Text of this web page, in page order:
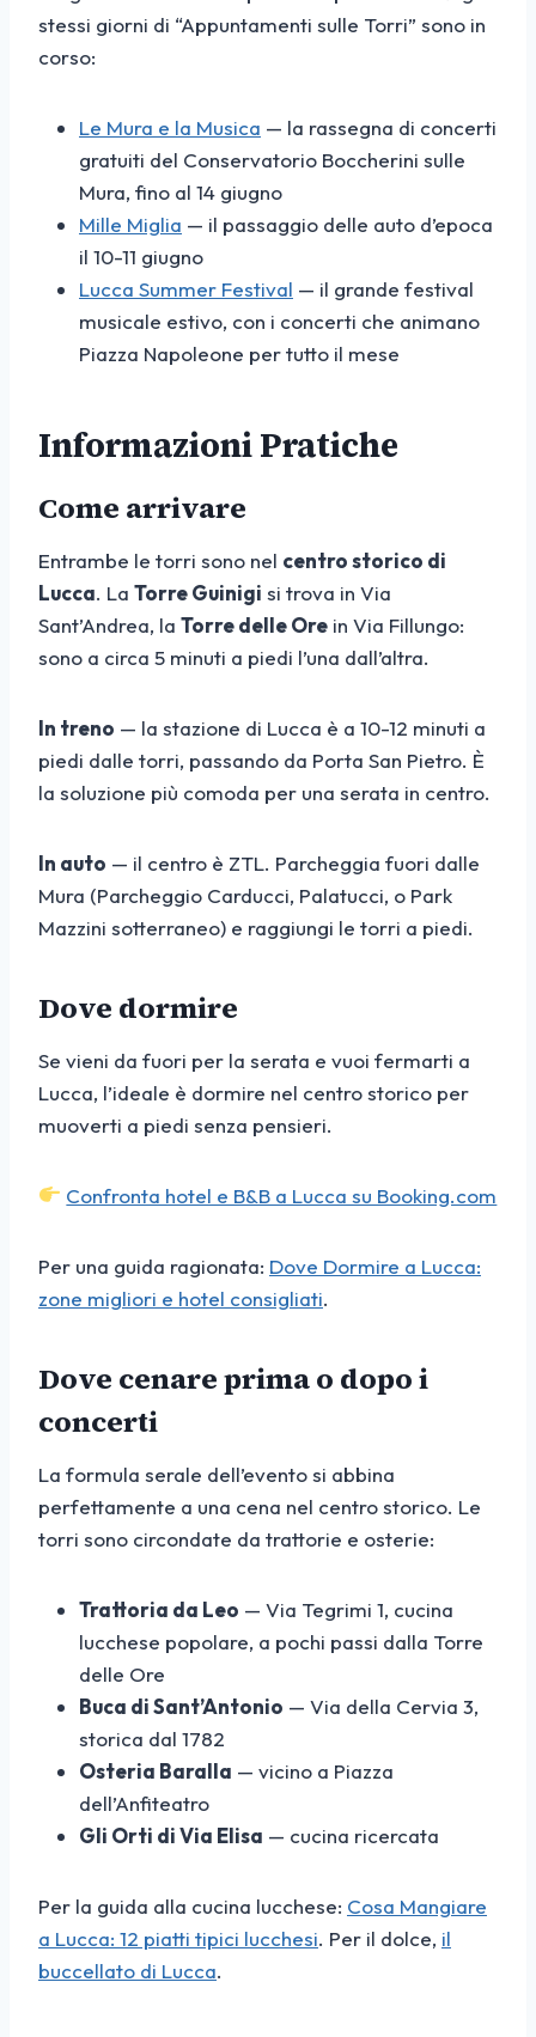
stessi giorni di “Appuntamenti sulle Torri” sono in
corso:
Le Mura e la Musica — la rassegna di concerti
gratuiti del Conservatorio Boccherini sulle
Mura, fino al 14 giugno
Mille Miglia — il passaggio delle auto d’epoca
il 10-11 giugno
Lucca Summer Festival — il grande festival
musicale estivo, con i concerti che animano
Piazza Napoleone per tutto il mese
Informazioni Pratiche
Come arrivare
Entrambe le torri sono nel centro storico di
Lucca. La Torre Guinigi si trova in Via
Sant’Andrea, la Torre delle Ore in Via Fillungo:
sono a circa 5 minuti a piedi l’una dall’altra.
In treno — la stazione di Lucca è a 10-12 minuti a
piedi dalle torri, passando da Porta San Pietro. È
la soluzione più comoda per una serata in centro.
In auto — il centro è ZTL. Parcheggia fuori dalle
Mura (Parcheggio Carducci, Palatucci, o Park
Mazzini sotterraneo) e raggiungi le torri a piedi.
Dove dormire
Se vieni da fuori per la serata e vuoi fermarti a
Lucca, l’ideale è dormire nel centro storico per
muoverti a piedi senza pensieri.
Confronta hotel e B&B a Lucca su Booking.com
Per una guida ragionata: Dove Dormire a Lucca:
zone migliori e hotel consigliati.
Dove cenare prima o dopo i
concerti
La formula serale dell’evento si abbina
perfettamente a una cena nel centro storico. Le
torri sono circondate da trattorie e osterie:
Trattoria da Leo — Via Tegrimi 1, cucina
lucchese popolare, a pochi passi dalla Torre
delle Ore
Buca di Sant’Antonio — Via della Cervia 3,
storica dal 1782
Osteria Baralla — vicino a Piazza
dell’Anfiteatro
Gli Orti di Via Elisa — cucina ricercata
Per la guida alla cucina lucchese: Cosa Mangiare
a Lucca: 12 piatti tipici lucchesi. Per il dolce, il
buccellato di Lucca.